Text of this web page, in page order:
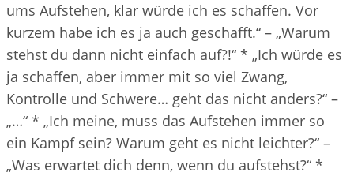
ums Aufstehen, klar würde ich es schaffen. Vor
kurzem habe ich es ja auch geschafft.“ – „Warum
stehst du dann nicht einfach auf?!“ * „Ich würde es
ja schaffen, aber immer mit so viel Zwang,
Kontrolle und Schwere… geht das nicht anders?“ –
„…“ * „Ich meine, muss das Aufstehen immer so
ein Kampf sein? Warum geht es nicht leichter?“ –
„Was erwartet dich denn, wenn du aufstehst?“ *